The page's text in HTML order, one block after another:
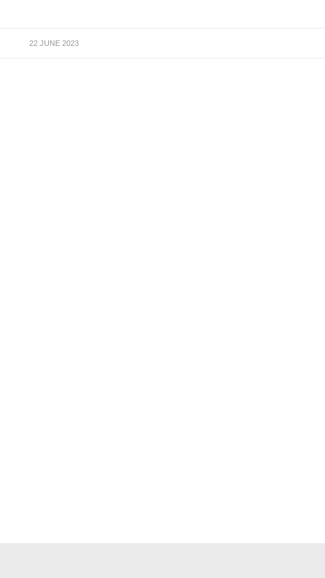
22 JUNE 2023